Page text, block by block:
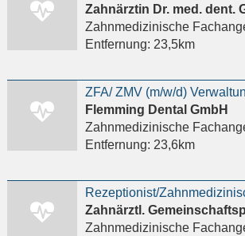
Zahnmedizinische
Entfernung: 23,5km
Flemming Dental GmbH
Zahnmedizinische
Entfernung: 23,6km
Zahnmedizinische